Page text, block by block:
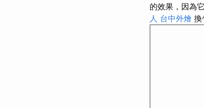
的效果，因為
人 台中外燴 換